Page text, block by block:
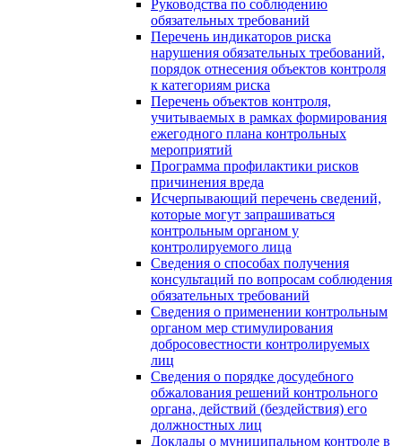
Руководства по соблюдению
обязательных требований
Перечень индикаторов риска
нарушения обязательных требований,
порядок отнесения объектов контроля
к категориям риска
Перечень объектов контроля,
учитываемых в рамках формирования
ежегодного плана контрольных
мероприятий
Программа профилактики рисков
причинения вреда
Исчерпывающий перечень сведений,
которые могут запрашиваться
контрольным органом у
контролируемого лица
Сведения о способах получения
консультаций по вопросам соблюдения
обязательных требований
Сведения о применении контрольным
органом мер стимулирования
добросовестности контролируемых
лиц
Сведения о порядке досудебного
обжалования решений контрольного
органа, действий (бездействия) его
должностных лиц
Доклады о муниципальном контроле в